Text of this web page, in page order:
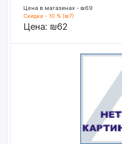
Цена в магазинах - ₪69
Скидка - 10 % (₪7)
Цена: ₪62